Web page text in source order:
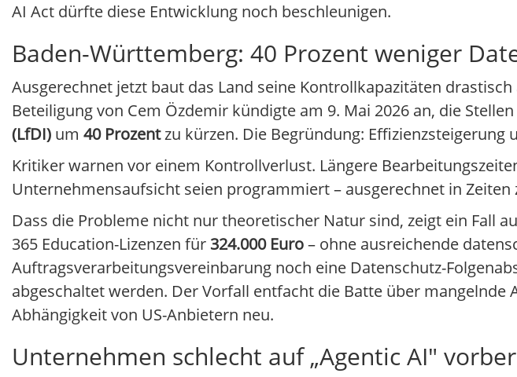
AI Act dürfte diese Entwicklung noch beschleunigen.
Baden-Württemberg: 40 Prozent weniger
Ausgerechnet jetzt baut das Land seine Kontrollkapazitäten drastisch
Beteiligung von Cem Özdemir kündigte am 9. Mai 2026 an, die
(LfDI) um 40 Prozentzu kürzen. Die Begründung: Effizienzsteigerung
Kritiker warnen vor einem Kontrollverlust. Längere
Unternehmensaufsicht seien programmiert – ausgerechnet in
Dass die Probleme nicht nur theoretischer Natur sind, zeigt ein Fall
365 Education-Lizenzen für 324.000 Euro– ohne ausreichende
Auftragsverarbeitungsvereinbarung noch eine Datenschutz-
abgeschaltet werden. Der Vorfall entfacht die Batte über
Abhängigkeit von US-Anbietern neu.
Unternehmen schlecht auf „Agentic AI"